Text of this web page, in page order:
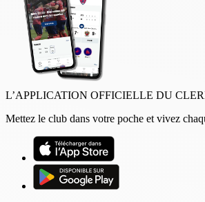
L’APPLICATION OFFICIELLE DU
Mettez le club dans votre poche et vivez